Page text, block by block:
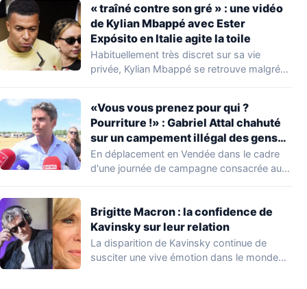
« traîné contre son gré » : une vidéo
de Kylian Mbappé avec Ester
Expósito en Italie agite la toile
Habituellement très discret sur sa vie
privée, Kylian Mbappé se retrouve malgré
«Vous vous prenez pour qui ?
Pourriture !» : Gabriel Attal chahuté
sur un campement illégal des gens
du voyage
En déplacement en Vendée dans le cadre
d'une journée de campagne consacrée aux
Brigitte Macron : la confidence de
Kavinsky sur leur relation
La disparition de Kavinsky continue de
susciter une vive émotion dans le monde